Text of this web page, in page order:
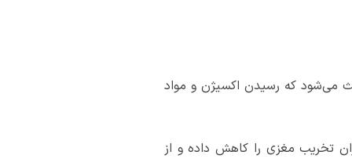
می‌شود که رسیدن اکسیژن و مواد
تخریب مغزی را کاهش داده و از